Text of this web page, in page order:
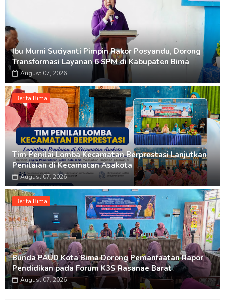
Ibu Murni Suciyanti Pimpin Rakor Posyandu, Dorong
Transformasi Layanan 6 SPM di Kabupaten Bima
August 07, 2026
Berita Bima
Tim Penilai Lomba Kecamatan Berprestasi Lanjutkan
Penilaian di Kecamatan Asakota
August 07, 2026
Berita Bima
Bunda PAUD Kota Bima Dorong Pemanfaatan Rapor
Pendidikan pada Forum K3S Rasanae Barat
August 07, 2026